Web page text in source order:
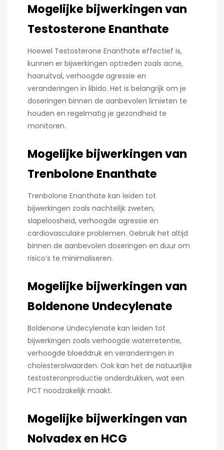
Mogelijke bijwerkingen van
Testosterone Enanthate
Hoewel Testosterone Enanthate effectief is,
kunnen er bijwerkingen optreden zoals acne,
haaruitval, verhoogde agressie en
veranderingen in libido. Het is belangrijk om je
doseringen binnen de aanbevolen limieten te
houden en regelmatig je gezondheid te
monitoren.
Mogelijke bijwerkingen van
Trenbolone Enanthate
Trenbolone Enanthate kan leiden tot
bijwerkingen zoals nachtelijk zweten,
slapeloosheid, verhoogde agressie en
cardiovasculaire problemen. Gebruik het altijd
binnen de aanbevolen doseringen en duur om
risico’s te minimaliseren.
Mogelijke bijwerkingen van
Boldenone Undecylenate
Boldenone Undecylenate kan leiden tot
bijwerkingen zoals verhoogde waterretentie,
verhoogde bloeddruk en veranderingen in
cholesterolwaarden. Ook kan het de natuurlijke
testosteronproductie onderdrukken, wat een
PCT noodzakelijk maakt.
Mogelijke bijwerkingen van
Nolvadex en HCG